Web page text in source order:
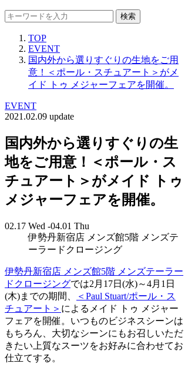
検索
TOP
EVENT
国内外から選りすぐりの生地をご用
意！＜ポール・スチュアート＞がメ
イド トゥ メジャーフェアを開催。
EVENT
2021.02.09 update
国内外から選りすぐりの生
地をご用意！＜ポール・ス
チュアート＞がメイド トゥ
メジャーフェアを開催。
02.17 Wed -04.01 Thu
伊勢丹新宿店 メンズ館5階 メンズテ
ーラードクロージング
伊勢丹新宿店 メンズ館5階 メンズテーラー
ドクロージングでは2月17日(水)～4月1日
(木)までの期間、
＜Paul Stuart/ポール・ス
チュアート＞ によるメイド トゥ メジャー
フェアを開催。いつものビジネスシーンは
もちろん、大切なシーンにもお召しいただ
きたい上質なスーツをお好みに合わせてお
仕立てする。